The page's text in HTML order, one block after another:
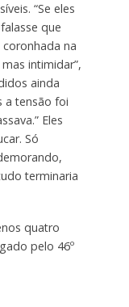
“Se eles
que
na
intimidar”,
ainda
a tensão foi
Eles
Só
terminaria
quatro
pelo 46º